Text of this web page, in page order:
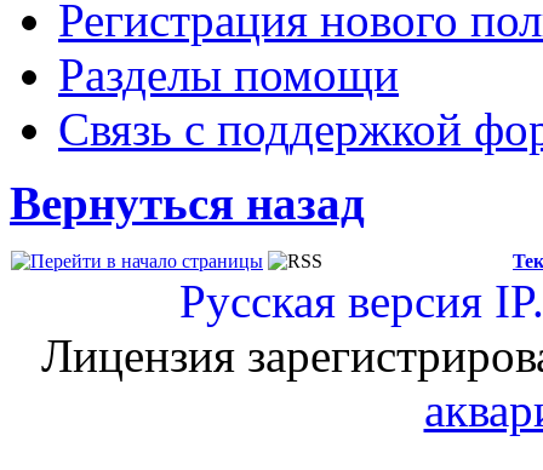
Регистрация нового
Разделы помощи
Связь с поддержкой
Вернуться назад
Русская версия
Лицензия